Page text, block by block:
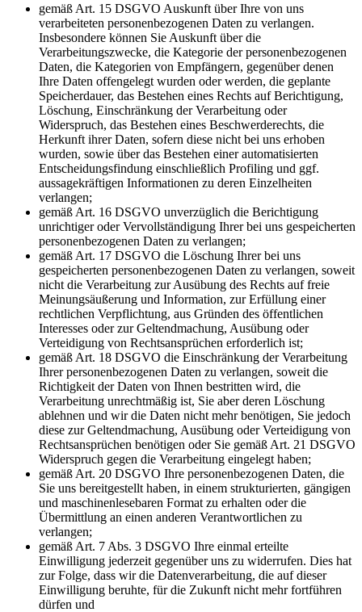
gemäß Art. 15 DSGVO Auskunft über Ihre von uns
verarbeiteten personenbezogenen Daten zu verlangen.
Insbesondere können Sie Auskunft über die
Verarbeitungszwecke, die Kategorie der personenbezogenen
Daten, die Kategorien von Empfängern, gegenüber denen
Ihre Daten offengelegt wurden oder werden, die geplante
Speicherdauer, das Bestehen eines Rechts auf Berichtigung,
Löschung, Einschränkung der Verarbeitung oder
Widerspruch, das Bestehen eines Beschwerderechts, die
Herkunft ihrer Daten, sofern diese nicht bei uns erhoben
wurden, sowie über das Bestehen einer automatisierten
Entscheidungsfindung einschließlich Profiling und ggf.
aussagekräftigen Informationen zu deren Einzelheiten
verlangen;
gemäß Art. 16 DSGVO unverzüglich die Berichtigung
unrichtiger oder Vervollständigung Ihrer bei uns gespeicherten
personenbezogenen Daten zu verlangen;
gemäß Art. 17 DSGVO die Löschung Ihrer bei uns
gespeicherten personenbezogenen Daten zu verlangen, soweit
nicht die Verarbeitung zur Ausübung des Rechts auf freie
Meinungsäußerung und Information, zur Erfüllung einer
rechtlichen Verpflichtung, aus Gründen des öffentlichen
Interesses oder zur Geltendmachung, Ausübung oder
Verteidigung von Rechtsansprüchen erforderlich ist;
gemäß Art. 18 DSGVO die Einschränkung der Verarbeitung
Ihrer personenbezogenen Daten zu verlangen, soweit die
Richtigkeit der Daten von Ihnen bestritten wird, die
Verarbeitung unrechtmäßig ist, Sie aber deren Löschung
ablehnen und wir die Daten nicht mehr benötigen, Sie jedoch
diese zur Geltendmachung, Ausübung oder Verteidigung von
Rechtsansprüchen benötigen oder Sie gemäß Art. 21 DSGVO
Widerspruch gegen die Verarbeitung eingelegt haben;
gemäß Art. 20 DSGVO Ihre personenbezogenen Daten, die
Sie uns bereitgestellt haben, in einem strukturierten, gängigen
und maschinenlesebaren Format zu erhalten oder die
Übermittlung an einen anderen Verantwortlichen zu
verlangen;
gemäß Art. 7 Abs. 3 DSGVO Ihre einmal erteilte
Einwilligung jederzeit gegenüber uns zu widerrufen. Dies hat
zur Folge, dass wir die Datenverarbeitung, die auf dieser
Einwilligung beruhte, für die Zukunft nicht mehr fortführen
dürfen und